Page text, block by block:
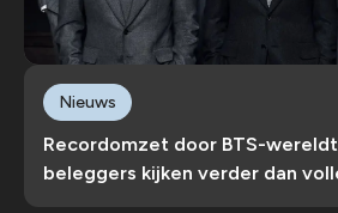
Recordomzet door BTS-
beleggers kijken verder dan
Nieuws